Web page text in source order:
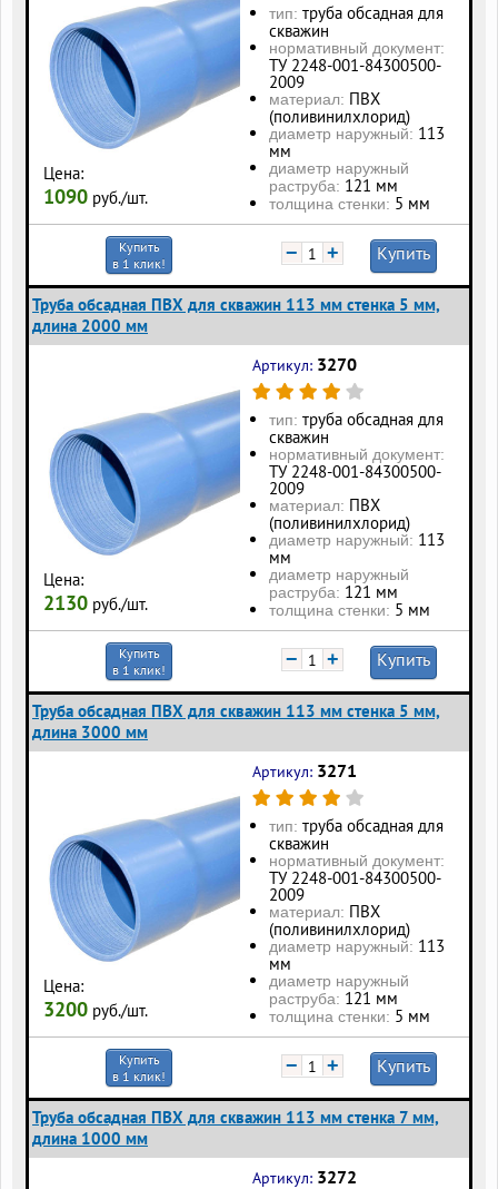
Цена:
1090 руб./шт.
тип: труба обсадная для
скважин
нормативный документ:
ТУ 2248-001-84300500-
2009
материал: ПВХ
(поливинилхлорид)
диаметр наружный: 113
мм
диаметр наружный
раструба: 121 мм
толщина стенки: 5 мм
Купить
в 1 клик!
− + Купить
Труба обсадная ПВХ для скважин 113 мм стенка 5 мм,
длина 2000 мм
Цена:
2130 руб./шт.
Артикул: 3270
тип: труба обсадная для
скважин
нормативный документ:
ТУ 2248-001-84300500-
2009
материал: ПВХ
(поливинилхлорид)
диаметр наружный: 113
мм
диаметр наружный
раструба: 121 мм
толщина стенки: 5 мм
Купить
в 1 клик!
− + Купить
Труба обсадная ПВХ для скважин 113 мм стенка 5 мм,
длина 3000 мм
Цена:
3200 руб./шт.
Артикул: 3271
тип: труба обсадная для
скважин
нормативный документ:
ТУ 2248-001-84300500-
2009
материал: ПВХ
(поливинилхлорид)
диаметр наружный: 113
мм
диаметр наружный
раструба: 121 мм
толщина стенки: 5 мм
Купить
в 1 клик!
− + Купить
Труба обсадная ПВХ для скважин 113 мм стенка 7 мм,
длина 1000 мм
Артикул: 3272